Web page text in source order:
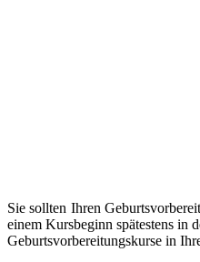
Sie sollten Ihren
einem Kursbeginn spätestens in
Geburtsvorbereitungskurse in